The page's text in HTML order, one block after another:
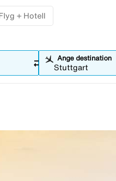
+ Hotell
sync_alt Ange destination